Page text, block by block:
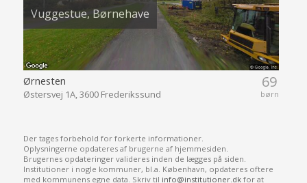
Vuggestue, Børnehave
69
børn
Ørnesten
Østersvej 1A, 3600 Frederikssund
Der tages forbehold for forkerte informationer.
Oplysningerne opdateres af brugerne af hjemmesiden.
Brugernes opdateringer valideres inden de lægges på siden.
Institutioner i nogle kommuner, bl.a. København, opdateres oftere
med kommunens egne data. Skriv til info@institutioner.dkfor at